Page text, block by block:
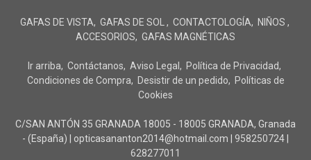
GAFAS DE VISTA GAFAS DE SOL CONTACTOLOGÍA
NIÑOS
ACCESORIOS
GAFAS MAGNÉTICAS
Ir arriba Contáctanos Aviso Legal
Política de Privacidad
Condiciones de Compra
Desistir de un pedido
Políticas de
Cookies
C/SAN ANTÓN 35 GRANADA 18005 - 18005 GRANADA, Granada
- (España) | opticasananton2014@hotmail.com | 958250724
628277011